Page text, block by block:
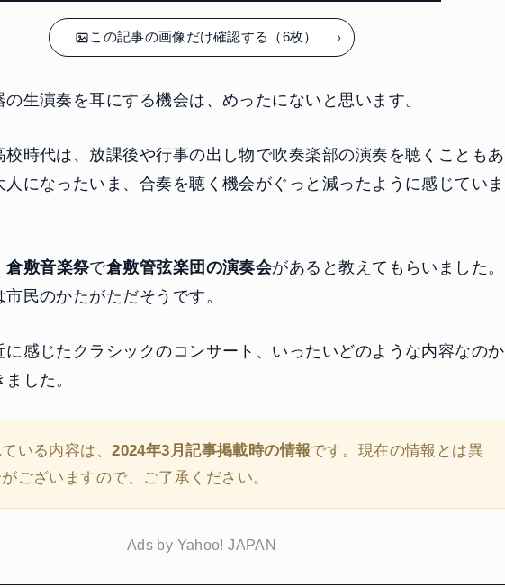
この記事の画像だけ確認する（6枚）
生演奏を耳にする機会は、めったにないと思います。
校時代は、放課後や行事の出し物で吹奏楽部の演奏を聴くこともあ
人になったいま、合奏を聴く機会がぐっと減ったように感じていま
倉敷音楽祭で倉敷管弦楽団の演奏会があると教えてもらいました。
民のかたがただそうです。
に感じたクラシックのコンサート、いったいどのような内容なのか
した。
いる内容は、2024年3月記事掲載時の情報です。現在の情報とは異
ございますので、ご了承ください。
Ads by Yahoo! JAPAN